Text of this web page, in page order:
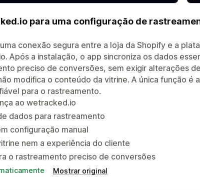
para uma configuração de
conexão segura entre a loja da Shopify e a
Após a instalação, o app sincroniza os dados
preciso de conversões, sem exigir alterações
modifica o conteúdo da vitrine. A única função é
para o rastreamento.
ao wetracked.io
dados para rastreamento
configuração manual
nem a experiência do cliente
o rastreamento preciso de conversões
Mostrar original